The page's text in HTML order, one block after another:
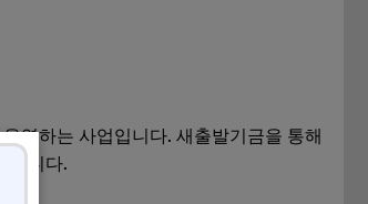
영하는 사업입니다. 새출발기금을 통해
합니다.